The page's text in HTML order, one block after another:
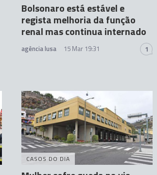
Bolsonaro está estável e
regista melhoria da função
renal mas continua internado
agência lusa 15 Mar 19:31 1
CASOS DO DIA